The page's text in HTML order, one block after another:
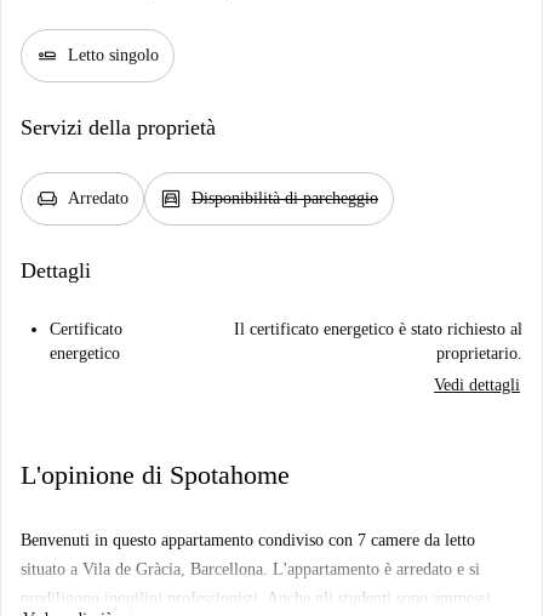
airline_seat_flat Letto singolo
Servizi della proprietà
chair Arredato garage Disponibilità di parcheggio
Dettagli
Certificato
energetico
Il certificato energetico è stato richiesto al
proprietario.
Vedi dettagli
L'opinione di Spotahome
Benvenuti in questo appartamento condiviso con 7 camere da letto
situato a Vila de Gràcia, Barcellona. L'appartamento è arredato e si
prediligono inquilini professionisti. Anche gli studenti sono ammessi,